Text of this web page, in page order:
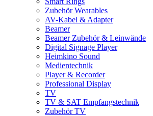
Zubehör Wearables
AV-Kabel & Adapter
Beamer
Beamer Zubehör & Leinwände
Digital Signage Player
Heimkino Sound
Medientechnik
Player & Recorder
Professional Display
TV
TV & SAT Empfangstechnik
Zubehör TV